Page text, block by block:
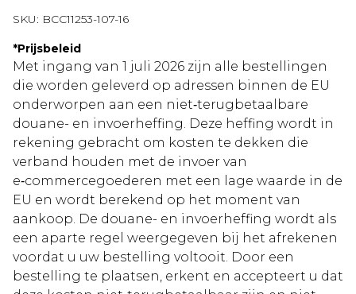
SKU: BCC11253-107-16
*Prijsbeleid
Met ingang van 1 juli 2026 zijn alle bestellingen
die worden geleverd op adressen binnen de EU
onderworpen aan een niet‑terugbetaalbare
douane- en invoerheffing. Deze heffing wordt in
rekening gebracht om kosten te dekken die
verband houden met de invoer van
e‑commercegoederen met een lage waarde in de
EU en wordt berekend op het moment van
aankoop. De douane- en invoerheffing wordt als
een aparte regel weergegeven bij het afrekenen
voordat u uw bestelling voltooit. Door een
bestelling te plaatsen, erkent en accepteert u dat